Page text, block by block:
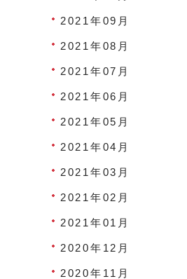
2021年09月
2021年08月
2021年07月
2021年06月
2021年05月
2021年04月
2021年03月
2021年02月
2021年01月
2020年12月
2020年11月